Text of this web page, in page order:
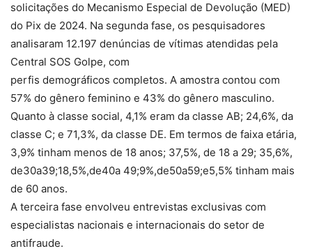
solicitações do Mecanismo Especial de Devolução (MED)
do Pix de 2024. Na segunda fase, os pesquisadores
analisaram 12.197 denúncias de vítimas atendidas pela
Central SOS Golpe, com
perfis demográficos completos. A amostra contou com
57% do gênero feminino e 43% do gênero masculino.
Quanto à classe social, 4,1% eram da classe AB; 24,6%, da
classe C; e 71,3%, da classe DE. Em termos de faixa etária,
3,9% tinham menos de 18 anos; 37,5%, de 18 a 29; 35,6%,
de30a39;18,5%,de40a 49;9%,de50a59;e5,5% tinham mais
de 60 anos.
A terceira fase envolveu entrevistas exclusivas com
especialistas nacionais e internacionais do setor de
antifraude.